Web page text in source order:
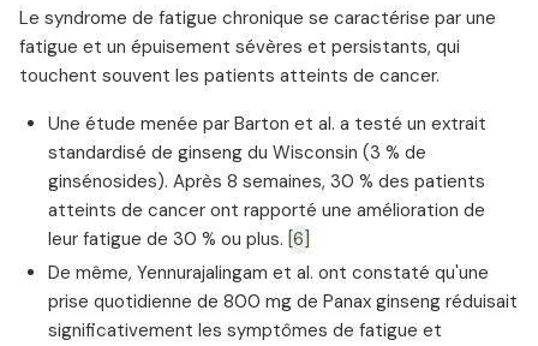
Le syndrome de fatigue chronique se caractérise par une
fatigue et un épuisement sévères et persistants, qui
touchent souvent les patients atteints de cancer.
Une étude menée par Barton et al. a testé un extrait
standardisé de ginseng du Wisconsin (3 % de
ginsénosides). Après 8 semaines, 30 % des patients
atteints de cancer ont rapporté une amélioration de
leur fatigue de 30 % ou plus. [6]
De même, Yennurajalingam et al. ont constaté qu'une
prise quotidienne de 800 mg de Panax ginseng réduisait
significativement les symptômes de fatigue et